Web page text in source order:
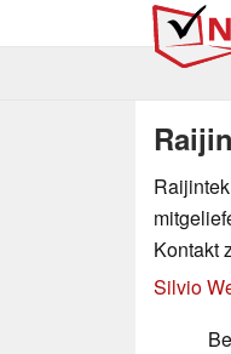
Kontakt
Silvio